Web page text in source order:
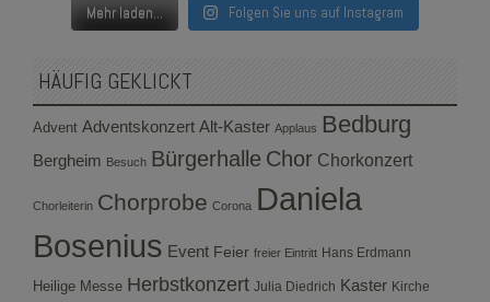
Mehr laden... Folgen Sie uns auf Instagram
HÄUFIG GEKLICKT
Advent Adventskonzert Alt-Kaster Applaus Bedburg
Bergheim Besuch Bürgerhalle Chor Chorkonzert
Chorleiterin Chorprobe Corona Daniela
Bosenius Event Feier freier Eintritt Hans Erdmann
Heilige Messe Herbstkonzert Julia Diedrich Kaster Kirche